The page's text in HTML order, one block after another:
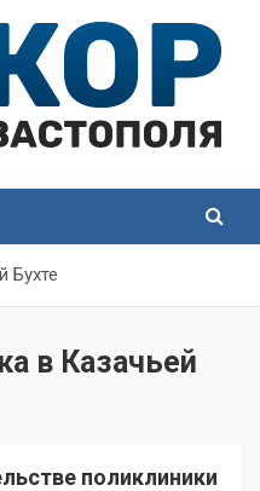
Бухте
в Казачьей
поликлиники